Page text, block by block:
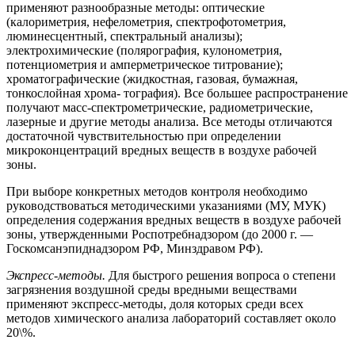
применяют разнообразные методы: оптические
(калориметрия, нефелометрия, спектрофотометрия,
люминесцентный, спектральный анализы);
электрохимические (полярография, кулонометрия,
потенциометрия и амперметрическое титрование);
хроматографические (жидкостная, газовая, бумажная,
тонкослойная хрома- тография). Все большее распространение
получают масс-спектрометрические, радиометрические,
лазерные и другие методы анализа. Все методы отличаются
достаточной чувствительностью при определении
микроконцентраций вредных веществ в воздухе рабочей
зоны.
При выборе конкретных методов контроля необходимо
руководствоваться методическими указаниями (МУ, МУК)
определения содержания вредных веществ в воздухе рабочей
зоны, утвержденными Роспотребнадзором (до 2000 г. —
Госкомсанэпиднадзором РФ, Минздравом РФ).
Экспресс-методы. Для быстрого решения вопроса о степени
загрязнения воздушной среды вредными веществами
применяют экспресс-методы, доля которых среди всех
методов химического анализа лабораторий составляет около
20\%.